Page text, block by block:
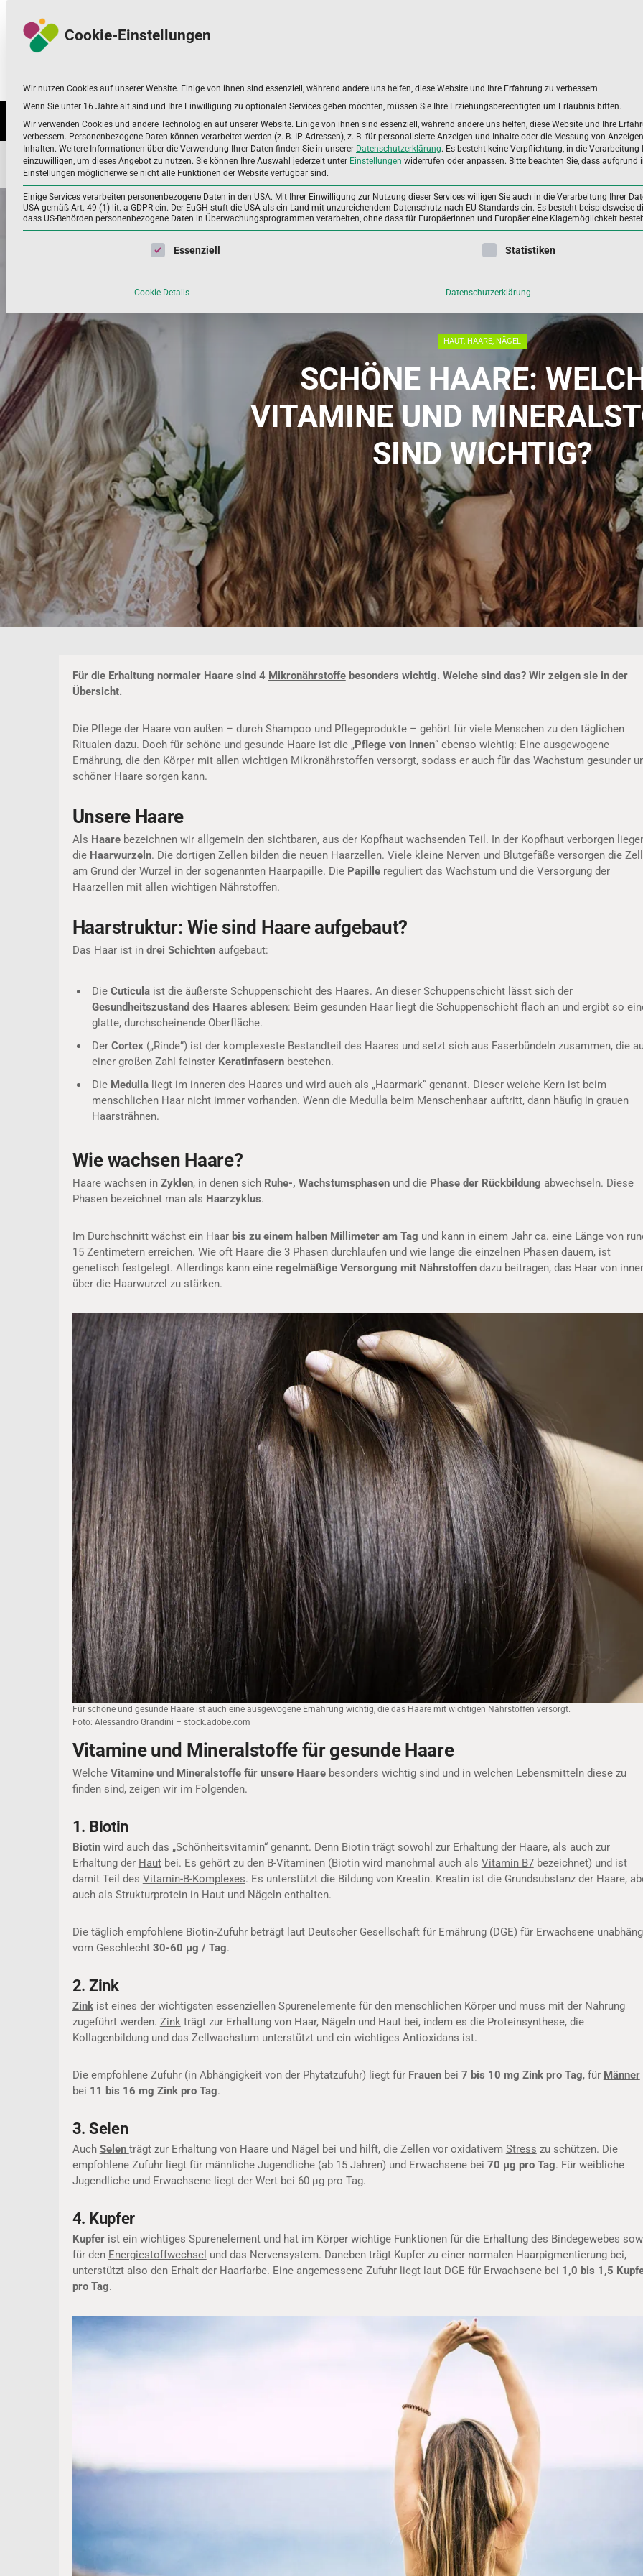
navigation
content
Nahrungsergänzungsmittel
Infos zu Nährstoffen, Nahrungsergänzung
und mehr
NÄHRSTOFFE UND WEITERE ANWENDUNGSBEREICHE ANWENDERGRUPPEN
Home Anwendungsbereiche Haut, Haare, Nägel Schöne Haare: Welche Vitamine und Mineralstoffe sind wichtig?
HAUT, HAARE, NÄGEL
SCHÖNE HAARE:
VITAMINE UND
SIND WICHTIG?
Für die Erhaltung normaler Haare sind 4 Mikronährstoffebesonders wichtig. Welche sind das? Wir zeigen sie in der
Übersicht.
Die Pflege der Haare von außen – durch Shampoo und Pflegeprodukte – gehört für viele Menschen zu den täglichen
Ritualen dazu. Doch für schöne und gesunde Haare ist die „Pflege von innen“ ebenso wichtig: Eine ausgewogene
Ernährung, die den Körper mit allen wichtigen Mikronährstoffen versorgt, sodass er auch für das Wachstum gesunder
schöner Haare sorgen kann.
Unsere Haare
Als Haare bezeichnen wir allgemein den sichtbaren, aus der Kopfhaut wachsenden Teil. In der Kopfhaut verborgen
die Haarwurzeln. Die dortigen Zellen bilden die neuen Haarzellen. Viele kleine Nerven und Blutgefäße versorgen die
am Grund der Wurzel in der sogenannten Haarpapille. Die Papille reguliert das Wachstum und die Versorgung der
Haarzellen mit allen wichtigen Nährstoffen.
Haarstruktur: Wie sind Haare aufgebaut?
Das Haar ist in drei Schichtenaufgebaut:
DieCuticula ist die äußerste Schuppenschicht des Haares. An dieser Schuppenschicht lässt sich der
Gesundheitszustand des Haares ablesen: Beim gesunden Haar liegt die Schuppenschicht flach an und ergibt so
glatte, durchscheinende Oberfläche.
DerCortex („Rinde“) ist der komplexeste Bestandteil des Haares und setzt sich aus Faserbündeln zusammen, die
einer großen Zahl feinster Keratinfasern bestehen.
Die Medulla liegt im inneren des Haares und wird auch als „Haarmark“ genannt. Dieser weiche Kern ist beim
menschlichen Haar nicht immer vorhanden. Wenn die Medulla beim Menschenhaar auftritt, dann häufig in grauen
Haarsträhnen.
Wie wachsen Haare?
Haare wachsen in Zyklen, in denen sich Ruhe-, Wachstumsphasenund die Phase der Rückbildung abwechseln. Diese
Phasen bezeichnet man als Haarzyklus.
Im Durchschnitt wächst ein Haar bis zu einem halben Millimeter am Tag und kann in einem Jahr ca. eine Länge von
15 Zentimetern erreichen. Wie oft Haare die 3 Phasen durchlaufen und wie lange die einzelnen Phasen dauern, ist
genetisch festgelegt. Allerdings kann eine regelmäßige Versorgung mit Nährstoffendazu beitragen, das Haar von
über die Haarwurzel zu stärken.
Für schöne und gesunde Haare ist auch eine ausgewogene Ernährung wichtig, die das Haare mit wichtigen Nährstoffen versorgt.
Foto: Alessandro Grandini – stock.adobe.com
Vitamine und Mineralstoffe für gesunde Haare
Welche Vitamine und Mineralstoffe für unsere Haare besonders wichtig sind und in welchen Lebensmitteln diese zu
finden sind, zeigen wir im Folgenden.
1. Biotin
Biotin wird auch das „Schönheitsvitamin“ genannt. Denn Biotin trägt sowohl zur Erhaltung der Haare, als auch zur
Erhaltung der Hautbei. Es gehört zu den B-Vitaminen (Biotin wird manchmal auch als Vitamin B7bezeichnet) und ist
damit Teil des Vitamin-B-Komplexes. Es unterstützt die Bildung von Kreatin. Kreatin ist die Grundsubstanz der Haare,
auch als Strukturprotein in Haut und Nägeln enthalten.
Die täglich empfohlene Biotin-Zufuhr beträgt laut Deutscher Gesellschaft für Ernährung (DGE) für Erwachsene
vom Geschlecht 30-60 µg / Tag.
2. Zink
Zinkist eines der wichtigsten essenziellen Spurenelemente für den menschlichen Körper und muss mit der Nahrung
zugeführt werden. Zinkträgt zur Erhaltung von Haar, Nägeln und Haut bei, indem es die Proteinsynthese, die
Kollagenbildung und das Zellwachstum unterstützt und ein wichtiges Antioxidans ist.
Die empfohlene Zufuhr (in Abhängigkeit von der Phytatzufuhr) liegt für Frauenbei 7 bis 10 mg Zink pro Tag, für Männer
bei 11 bis 16 mg Zink pro Tag.
3. Selen
Auch Selen trägt zur Erhaltung von Haare und Nägel bei und hilft, die Zellen vor oxidativem Stress zu schützen. Die
empfohlene Zufuhr liegt für männliche Jugendliche (ab 15 Jahren) und Erwachsene bei 70 µg pro Tag. Für weibliche
Jugendliche und Erwachsene liegt der Wert bei 60 µg pro Tag.
4. Kupfer
Kupfer ist ein wichtiges Spurenelement und hat im Körper wichtige Funktionen für die Erhaltung des Bindegewebes
für den Energiestoffwechsel und das Nervensystem. Daneben trägt Kupfer zu einer normalen Haarpigmentierung bei,
unterstützt also den Erhalt der Haarfarbe. Eine angemessene Zufuhr liegt laut DGE für Erwachsene bei 1,0 bis 1,5
pro Tag.
Cookie-Einstellungen
Wir nutzen Cookies auf unserer Website. Einige von ihnen sind essenziell, während andere uns helfen, diese Website und Ihre Erfahrung zu verbessern.
Wenn Sie unter 16 Jahre alt sind und Ihre Einwilligung zu optionalen Services geben möchten, müssen Sie Ihre Erziehungsberechtigten um Erlaubnis bitten.
Wir verwenden Cookies und andere Technologien auf unserer Website. Einige von ihnen sind essenziell, während andere uns helfen, diese Website und Ihre
verbessern. Personenbezogene Daten können verarbeitet werden (z. B. IP-Adressen), z. B. für personalisierte Anzeigen und Inhalte oder die Messung von
Inhalten. Weitere Informationen über die Verwendung Ihrer Daten finden Sie in unserer Datenschutzerklärung. Es besteht keine Verpflichtung, in die Verarbeitung
einzuwilligen, um dieses Angebot zu nutzen. Sie können Ihre Auswahl jederzeit unter Einstellungen widerrufen oder anpassen. Bitte beachten Sie, dass aufgrund
Einstellungen möglicherweise nicht alle Funktionen der Website verfügbar sind.
Einige Services verarbeiten personenbezogene Daten in den USA. Mit Ihrer Einwilligung zur Nutzung dieser Services willigen Sie auch in die Verarbeitung Ihrer
USA gemäß Art. 49 (1) lit. a GDPR ein. Der EuGH stuft die USA als ein Land mit unzureichendem Datenschutz nach EU-Standards ein. Es besteht beispielsweise
dass US-Behörden personenbezogene Daten in Überwachungsprogrammen verarbeiten, ohne dass für Europäerinnen und Europäer eine Klagemöglichkeit
Es folgt eine Liste der Service-Gruppen, für die eine Einwilligung erteilt werden kann. Die erste Service-Gruppe ist
Essenziell Statistiken
Cookie-Details Datenschutzerklärung